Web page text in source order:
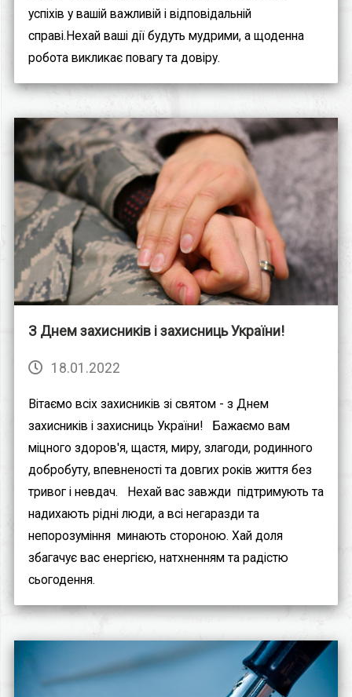
успіхів у вашій важливій і відповідальній
справі.Нехай ваші дії будуть мудрими, а щоденна
робота викликає повагу та довіру.
З Днем захисників і захисниць України!⠀
18.01.2022
Вітаємо всіх захисників зі святом - з Днем
захисників і захисниць України!⠀Бажаємо вам
міцного здоров'я, щастя, миру, злагоди, родинного
добробуту, впевненості та довгих років життя без
тривог і невдач.⠀Нехай вас завжди підтримують та
надихають рідні люди, а всі негаразди та
непорозуміння минають стороною. Хай доля
збагачує вас енергією, натхненням та радістю
сьогодення.⠀